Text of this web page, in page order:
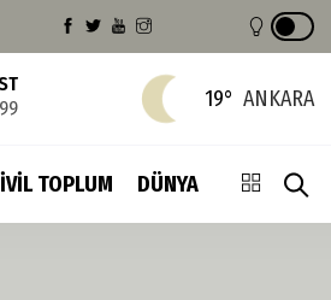
19° ANKARA
TOPLUM DÜNYA